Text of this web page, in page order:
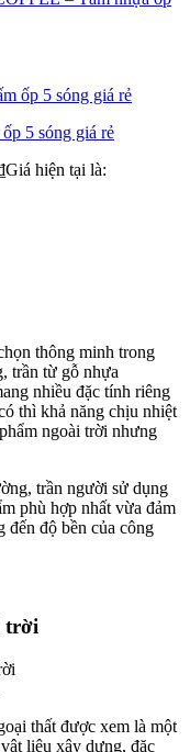
5 sóng giá rẻ
Giá hiện tại là:
thông minh trong
trần từ gỗ nhựa
nhiều đặc tính riêng
thì khả năng chịu nhiệt
ngoài trời nhưng
trần người sử dụng
phù hợp nhất vừa đảm
đến độ bền của công
trời
thất được xem là một
liệu xây dựng, đặc